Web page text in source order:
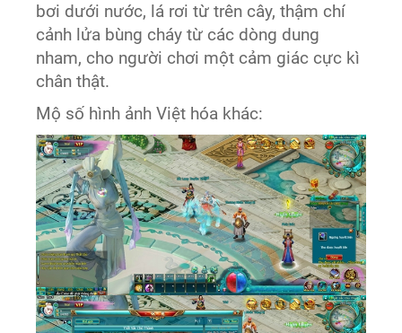
bơi dưới nước, lá rơi từ trên cây, thậm chí
cảnh lửa bùng cháy từ các dòng dung
nham, cho người chơi một cảm giác cực kì
chân thật.
Mộ số hình ảnh Việt hóa khác: